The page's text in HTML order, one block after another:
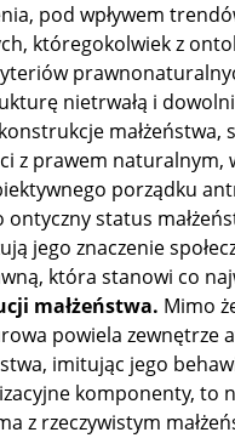
pod wpły­wem
któ­re­go­kol­wiek z
nie­trwa­łą i
mał­żeń­stwa,
z pra­wem
po­rząd­ku
on­tycz­ny sta­tus
je­go zna­cze­nie
któ­ra sta­no­wi co
mał­żeń­stwa. Mi­mo
po­wie­la ze­wnę­trze
imi­tu­jąc je­go
kom­po­nen­ty, to
z rze­czy­wi­stym